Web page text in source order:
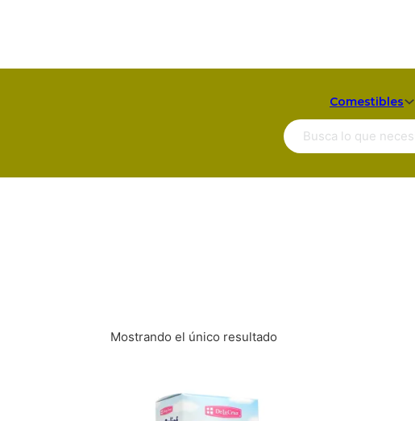
Comestibles
Buscar ...
Mostrando el único resultado